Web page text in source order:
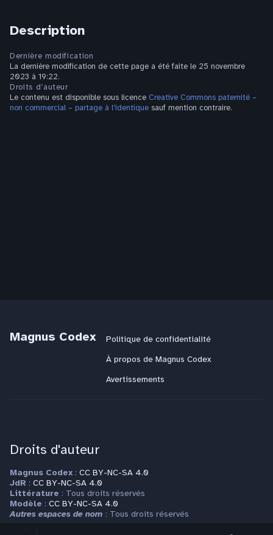
Description
Dernière modification
La dernière modification de cette page a été faite le 25 novembre
2023 à 19:22.
Droits d’auteur
Le contenu est disponible sous licence Creative Commons paternité –
non commercial – partage à l’identique sauf mention contraire.
Magnus Codex
Politique de confidentialité
À propos de Magnus Codex
Avertissements
Droits d'auteur
Magnus Codex : CC BY-NC-SA 4.0
JdR : CC BY-NC-SA 4.0
Littérature : Tous droits réservés
Modèle : CC BY-NC-SA 4.0
Autres espaces de nom : Tous droits réservés